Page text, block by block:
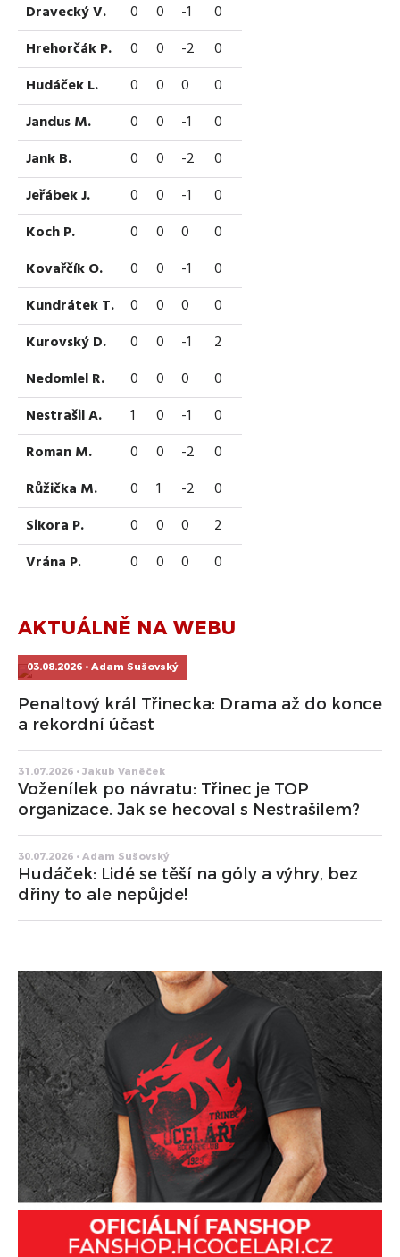
Dravecký V.
0 0 -1
0
Hrehorčák P.
0 0 -2
0
Hudáček L.
0 0 0
0
Jandus M.
0 0 -1
0
Jank B.
0 0 -2
0
Jeřábek J.
0 0 -1
0
Koch P.
0 0 0
0
Kovařčík O.
0 0 -1
0
Kundrátek T.
0 0 0
0
Kurovský D.
0 0 -1
2
Nedomlel R.
0 0 0
0
Nestrašil A.
1 0 -1
0
Roman M.
0 0 -2
0
Růžička M.
0 1 -2
0
Sikora P.
0 0 0
2
Vrána P.
0 0 0 0
AKTUÁLNĚ NA WEBU
03.08.2026 • Adam Sušovský
Penaltový král Třinecka: Drama až do konce
a rekordní účast
31.07.2026 • Jakub Vaněček
Voženílek po návratu: Třinec je TOP
organizace. Jak se hecoval s Nestrašilem?
30.07.2026 • Adam Sušovský
Hudáček: Lidé se těší na góly a výhry, bez
dřiny to ale nepůjde!